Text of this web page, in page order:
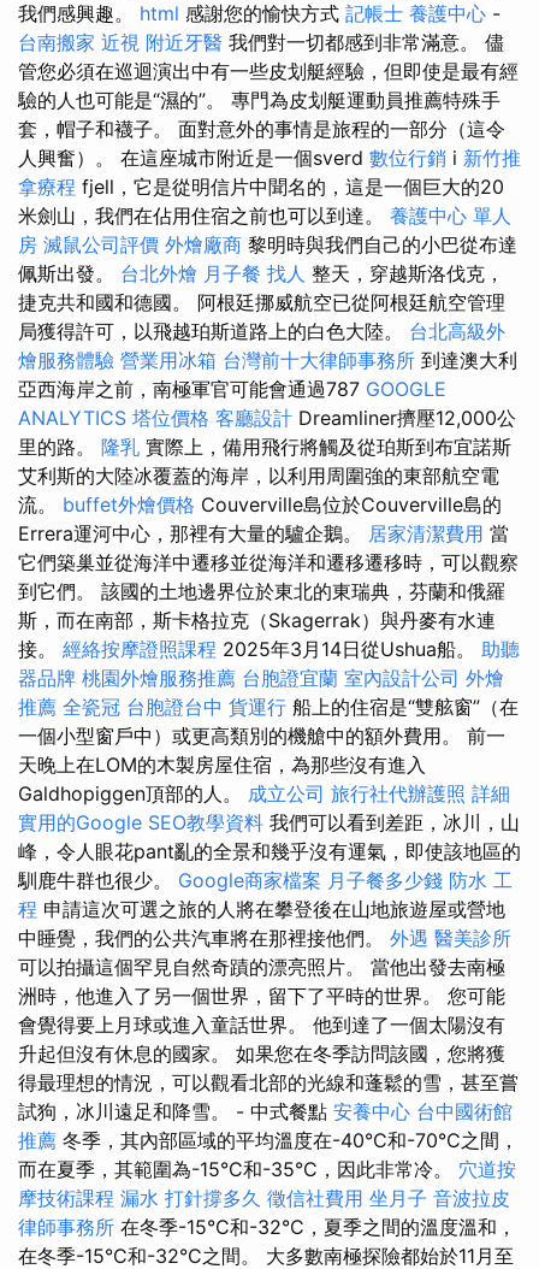
我們感興趣。 html 感謝您的愉快方式 記帳士 養護中心 -
台南搬家 近視 附近牙醫 我們對一切都感到非常滿意。 儘
管您必須在巡迴演出中有一些皮划艇經驗，但即使是最有經
驗的人也可能是“濕的”。 專門為皮划艇運動員推薦特殊手
套，帽子和襪子。 面對意外的事情是旅程的一部分（這令
人興奮）。 在這座城市附近是一個sverd 數位行銷 i 新竹推
拿療程 fjell，它是從明信片中聞名的，這是一個巨大的20
米劍山，我們在佔用住宿之前也可以到達。 養護中心 單人
房 滅鼠公司評價 外燴廠商 黎明時與我們自己的小巴從布達
佩斯出發。 台北外燴 月子餐 找人 整天，穿越斯洛伐克，
捷克共和國和德國。 阿根廷挪威航空已從阿根廷航空管理
局獲得許可，以飛越珀斯道路上的白色大陸。 台北高級外
燴服務體驗 營業用冰箱 台灣前十大律師事務所 到達澳大利
亞西海岸之前，南極軍官可能會通過787 GOOGLE
ANALYTICS 塔位價格 客廳設計 Dreamliner擠壓12,000公
里的路。 隆乳 實際上，備用飛行將觸及從珀斯到布宜諾斯
艾利斯的大陸冰覆蓋的海岸，以利用周圍強的東部航空電
流。 buffet外燴價格 Couverville島位於Couverville島的
Errera運河中心，那裡有大量的驢企鵝。 居家清潔費用 當
它們築巢並從海洋中遷移並從海洋和遷移遷移時，可以觀察
到它們。 該國的土地邊界位於東北的東瑞典，芬蘭和俄羅
斯，而在南部，斯卡格拉克（Skagerrak）與丹麥有水連
接。 經絡按摩證照課程 2025年3月14日從Ushua船。 助聽
器品牌 桃園外燴服務推薦 台胞證宜蘭 室內設計公司 外燴
推薦 全瓷冠 台胞證台中 貨運行 船上的住宿是“雙舷窗”（在
一個小型窗戶中）或更高類別的機艙中的額外費用。 前一
天晚上在LOM的木製房屋住宿，為那些沒有進入
Galdhopiggen頂部的人。 成立公司 旅行社代辦護照 詳細
實用的Google SEO教學資料 我們可以看到差距，冰川，山
峰，令人眼花pant亂的全景和幾乎沒有運氣，即使該地區的
馴鹿牛群也很少。 Google商家檔案 月子餐多少錢 防水 工
程 申請這次可選之旅的人將在攀登後在山地旅遊屋或營地
中睡覺，我們的公共汽車將在那裡接他們。 外遇 醫美診所
可以拍攝這個罕見自然奇蹟的漂亮照片。 當他出發去南極
洲時，他進入了另一個世界，留下了平時的世界。 您可能
會覺得要上月球或進入童話世界。 他到達了一個太陽沒有
升起但沒有休息的國家。 如果您在冬季訪問該國，您將獲
得最理想的情況，可以觀看北部的光線和蓬鬆的雪，甚至嘗
試狗，冰川遠足和降雪。 - 中式餐點 安養中心 台中國術館
推薦 冬季，其內部區域的平均溫度在-40°C和-70°C之間，
而在夏季，其範圍為-15°C和-35°C，因此非常冷。 穴道按
摩技術課程 漏水 打針撐多久 徵信社費用 坐月子 音波拉皮
律師事務所 在冬季-15°C和-32°C，夏季之間的溫度溫和，
在冬季-15°C和-32°C之間。 大多數南極探險都始於11月至